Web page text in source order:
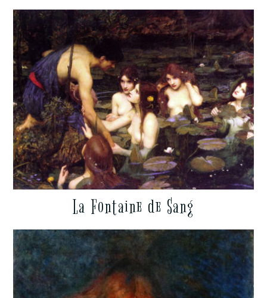
La Fontaine de Sang